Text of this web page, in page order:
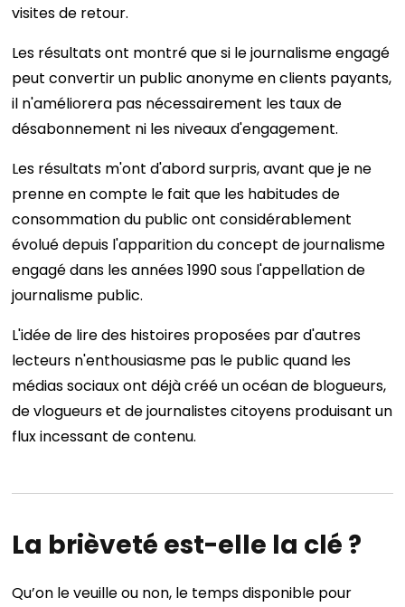
visites de retour.
Les résultats ont montré que si le journalisme engagé
peut convertir un public anonyme en clients payants,
il n'améliorera pas nécessairement les taux de
désabonnement ni les niveaux d'engagement.
Les résultats m'ont d'abord surpris, avant que je ne
prenne en compte le fait que les habitudes de
consommation du public ont considérablement
évolué depuis l'apparition du concept de journalisme
engagé dans les années 1990 sous l'appellation de
journalisme public.
L'idée de lire des histoires proposées par d'autres
lecteurs n'enthousiasme pas le public quand les
médias sociaux ont déjà créé un océan de blogueurs,
de vlogueurs et de journalistes citoyens produisant un
flux incessant de contenu.
La brièveté est-elle la clé ?
Qu’on le veuille ou non, le temps disponible pour